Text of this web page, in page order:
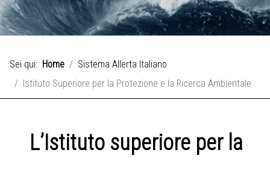
Sei qui: Home
Sistema Allerta Italiano
Istituto Superiore per la Protezione e la Ricerca Ambientale
L’Istituto superiore per la